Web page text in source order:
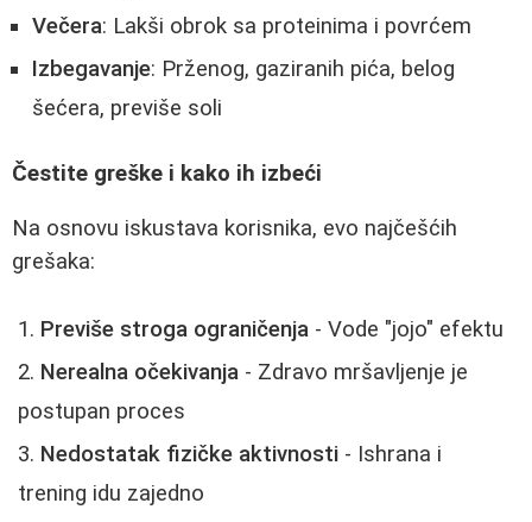
Večera: Lakši obrok sa proteinima i povrćem
Izbegavanje: Prženog, gaziranih pića, belog
šećera, previše soli
Čestite greške i kako ih izbeći
Na osnovu iskustava korisnika, evo najčešćih
grešaka:
Previše stroga ograničenja - Vode "jojo" efektu
Nerealna očekivanja - Zdravo mršavljenje je
postupan proces
Nedostatak fizičke aktivnosti - Ishrana i
trening idu zajedno